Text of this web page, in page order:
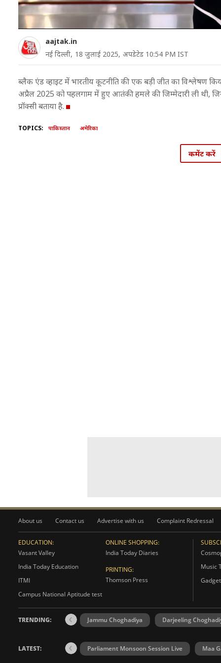
aajtak.in
नई दिल्ली, 18 जुलाई 2025, अपडेटेड 10:54 PM IST
ब्लैक एंड व्हाइट में भारतीय कूटनीति की एक बड़ी जीत का विश्लेषण
अप्रैल 2025 को पहलगाम में हुए आतंकी हमले की जिम्मेदारी ली थी,
प्रॉक्सी बताया है.
TOPICS: पाकिस्तान अमेरिका
कमेंट करें
About us Contact us Advertise with us Complaint Redressal
EDUCATION:
Vasant Valley
India Today Education
ITMI
Campus National Aptitude test
ONLINE SHOPPING:
India Today Diaries
PRINTING:
Thomson Press
Music
TRENDING: Jammu Choghadiya Darjeeling
LATEST: Parliament Monsoon Session Live Maa